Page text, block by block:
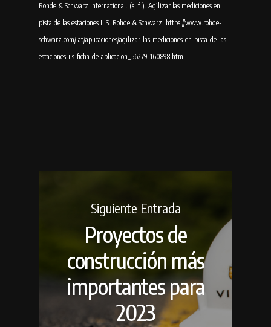
Rohde & Schwarz International. (s. f.). Agilizar las mediciones en
pista de las estaciones ILS. Rohde & Schwarz. https://www.rohde-
schwarz.com/lat/aplicaciones/agilizar-las-mediciones-en-pista-de-las-
estaciones-ils-ficha-de-aplicacion_56279-160898.html
Siguiente Entrada
Proyectos de
construcción más
importantes para
2023